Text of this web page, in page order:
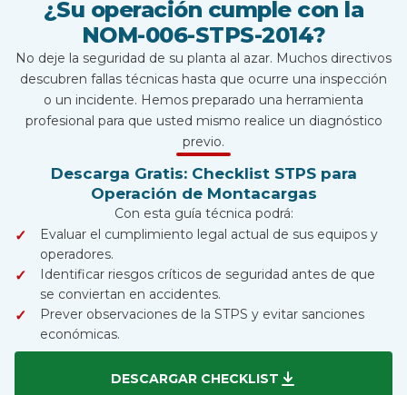
¿Su operación cumple con la
NOM-006-STPS-2014?
No deje la seguridad de su planta al azar. Muchos directivos
descubren fallas técnicas hasta que ocurre una inspección
o un incidente. Hemos preparado una herramienta
profesional para que usted mismo realice un diagnóstico
previo.
Descarga Gratis: Checklist STPS para
Operación de Montacargas
Con esta guía técnica podrá:
Evaluar el cumplimiento legal actual de sus equipos y
operadores.
Identificar riesgos críticos de seguridad antes de que
se conviertan en accidentes.
Prever observaciones de la STPS y evitar sanciones
económicas.
DESCARGAR CHECKLIST